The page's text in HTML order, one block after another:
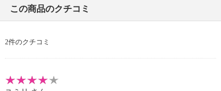
・商品発送日より 賞味期限 常温９ヶ月
【同梱書類】
この商品のクチコミ
2件のクチコミ